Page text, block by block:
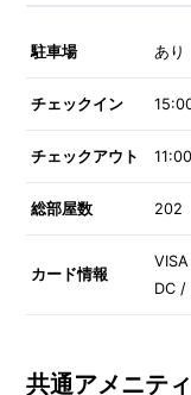
駐車場 あり
チェックイン
チェックアウト 11:00
総部屋数 202
カード情報
DC /
共通アメニティ